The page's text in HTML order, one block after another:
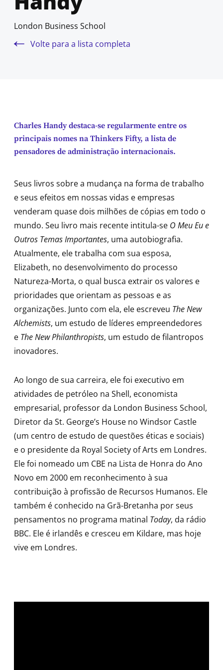
London Business School
Volte para a lista completa
Charles Handy destaca-se regularmente entre os
principais nomes na Thinkers Fifty, a lista de
pensadores de administração internacionais.
Seus livros sobre a mudança na forma de trabalho
e seus efeitos em nossas vidas e empresas
venderam quase dois milhões de cópias em todo o
mundo. Seu livro mais recente intitula-se O Meu Eu e
Outros Temas Importantes, uma autobiografia.
Atualmente, ele trabalha com sua esposa,
Elizabeth, no desenvolvimento do processo
Natureza-Morta, o qual busca extrair os valores e
prioridades que orientam as pessoas e as
organizações. Junto com ela, ele escreveu The New
Alchemists, um estudo de líderes empreendedores
e The New Philanthropists, um estudo de filantropos
inovadores.
Ao longo de sua carreira, ele foi executivo em
atividades de petróleo na Shell, economista
empresarial, professor da London Business School,
Diretor da St. George’s House no Windsor Castle
(um centro de estudo de questões éticas e sociais)
e o presidente da Royal Society of Arts em Londres.
Ele foi nomeado um CBE na Lista de Honra do Ano
Novo em 2000 em reconhecimento à sua
contribuição à profissão de Recursos Humanos. Ele
também é conhecido na Grã-Bretanha por seus
pensamentos no programa matinal Today, da rádio
BBC. Ele é irlandês e cresceu em Kildare, mas hoje
vive em Londres.